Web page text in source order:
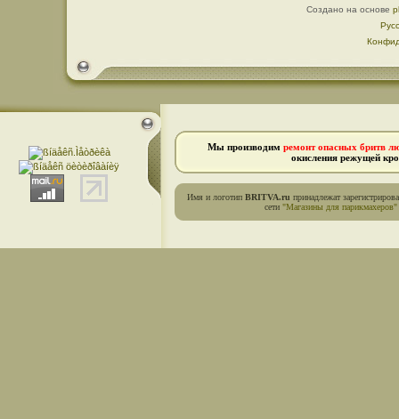
Создано на основе
Мы производим ремонт опасных бритв
окисления режущей
Имя и логотип BRITVA.ru принадлежат
сети "Магазины для парикмахеров"